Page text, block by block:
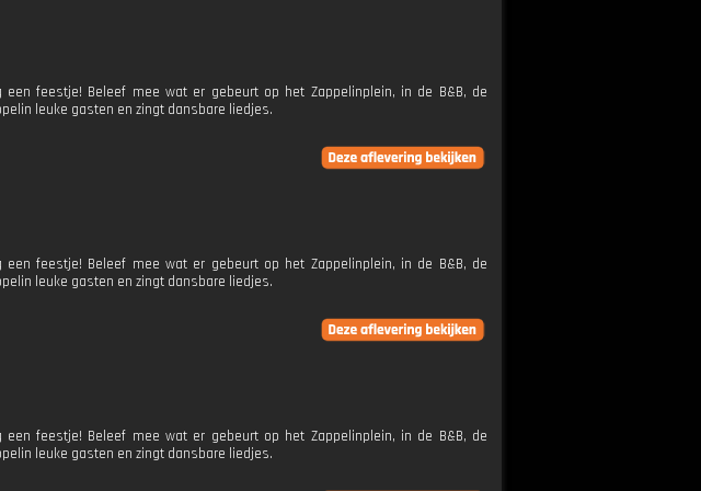
feestje! Beleef mee wat er gebeurt op het Zappelinplein, in de B&B, de
leuke gasten en zingt dansbare liedjes.
feestje! Beleef mee wat er gebeurt op het Zappelinplein, in de B&B, de
leuke gasten en zingt dansbare liedjes.
feestje! Beleef mee wat er gebeurt op het Zappelinplein, in de B&B, de
leuke gasten en zingt dansbare liedjes.